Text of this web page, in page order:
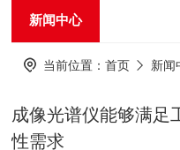
新闻中心
当前位置：首页 新闻
成像光谱仪能够满足
性需求